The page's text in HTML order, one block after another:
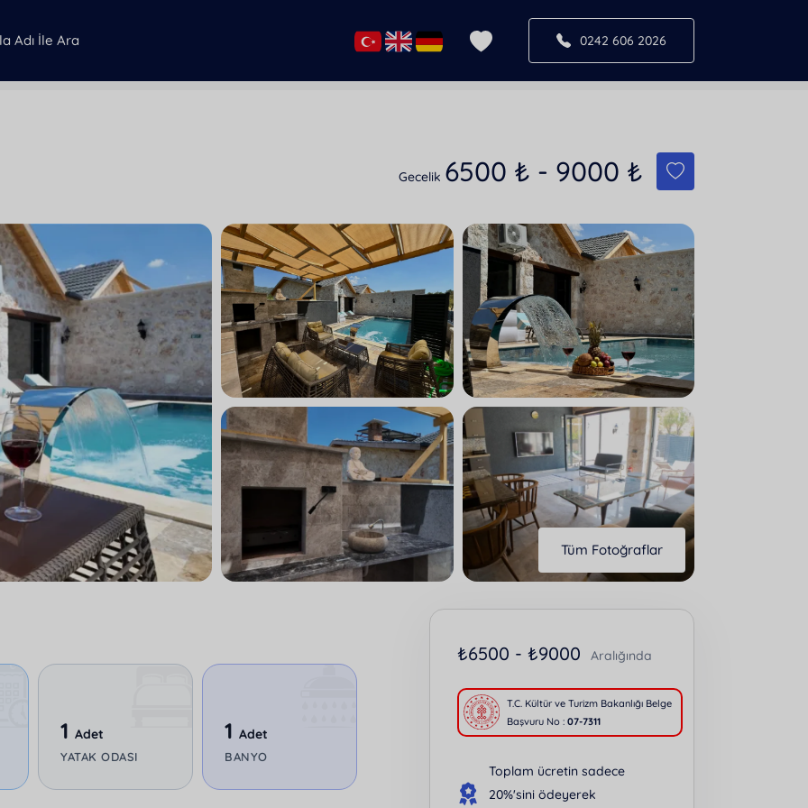
0242 606 2026
Gecelik 6500 ₺ - 9000 ₺
Tüm Fotoğraflar
1 Adet
YATAK ODASI
1 Adet
BANYO
₺6500 - ₺9000 Aralığında
T.C. Kültür ve Turizm Bakanlığı Belge
Başvuru No : 07-7311
Toplam ücretin sadece
20%'sini ödeyerek